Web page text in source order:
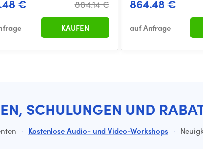
€ 884.14 €
KAUFEN
864.48 €
auf Anfrage
SCHULUNGEN UND
· Kostenlose Audio- und Video-Workshops ·